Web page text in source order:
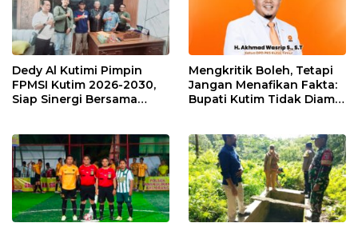
Dedy Al Kutimi Pimpin
FPMSI Kutim 2026-2030,
Siap Sinergi Bersama
Mengkritik Boleh, Tetapi
Jangan Menafikan Fakta:
Bupati Kutim Tidak Diam